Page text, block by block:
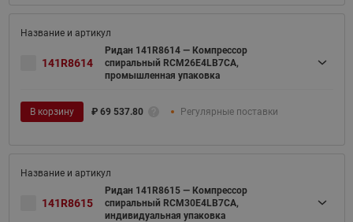
141R8614
Ридан 141R8614 — Компрессор
спиральный RCM26E4LB7CA,
промышленная упаковка
В корзину ₽ 69 537.80 Регулярные поставки
141R8615
Ридан 141R8615 — Компрессор
спиральный RCM30E4LB7CA,
индивидуальная упаковка